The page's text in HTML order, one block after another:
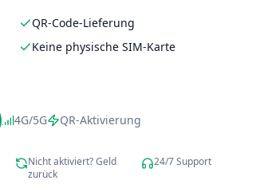
QR-Code-Lieferung
Keine physische SIM-Karte
4G/5G QR-Aktivierung
Nicht aktiviert? Geld
zurück
24/7 Support